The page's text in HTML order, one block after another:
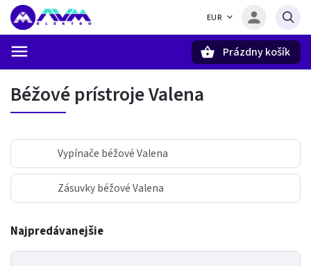
EUR
Prázdny košík
Béžové prístroje Valena
Vypínače béžové Valena
Zásuvky béžové Valena
Najpredávanejšie